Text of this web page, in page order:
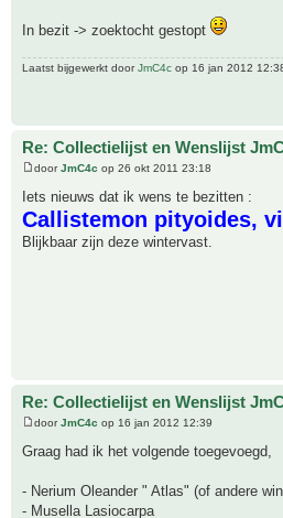
In bezit -> zoektocht gestopt
Laatst bijgewerkt doorJmC4c op 16 jan 2012
Re: Collectielijst en Wenslijst
doorJmC4c op 26 okt 2011 23:18
Iets nieuws dat ik wens te bezitten :
Callistemon pityoides,
Blijkbaar zijn deze wintervast.
Re: Collectielijst en Wenslijst
doorJmC4c op 16 jan 2012 12:39
Graag had ik het volgende toegevoegd,
- Nerium Oleander " Atlas" (of andere
- Musella Lasiocarpa